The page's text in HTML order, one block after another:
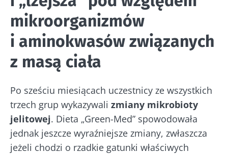
mikroorganizmów
i aminokwasów związanych
z masą ciała
Po sześciu miesiącach uczestnicy ze wszystkich
trzech grup wykazywali zmiany mikrobioty
jelitowej. Dieta „Green-Med” spowodowała
jednak jeszcze wyraźniejsze zmiany, zwłaszcza
jeżeli chodzi o rzadkie gatunki właściwych